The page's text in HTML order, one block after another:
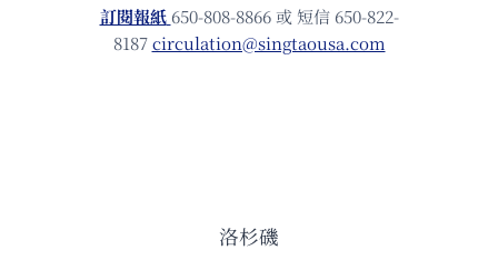
訂閱報紙 650-808-8866 或 短信 650-822-
8187circulation@singtaousa.com
洛杉磯